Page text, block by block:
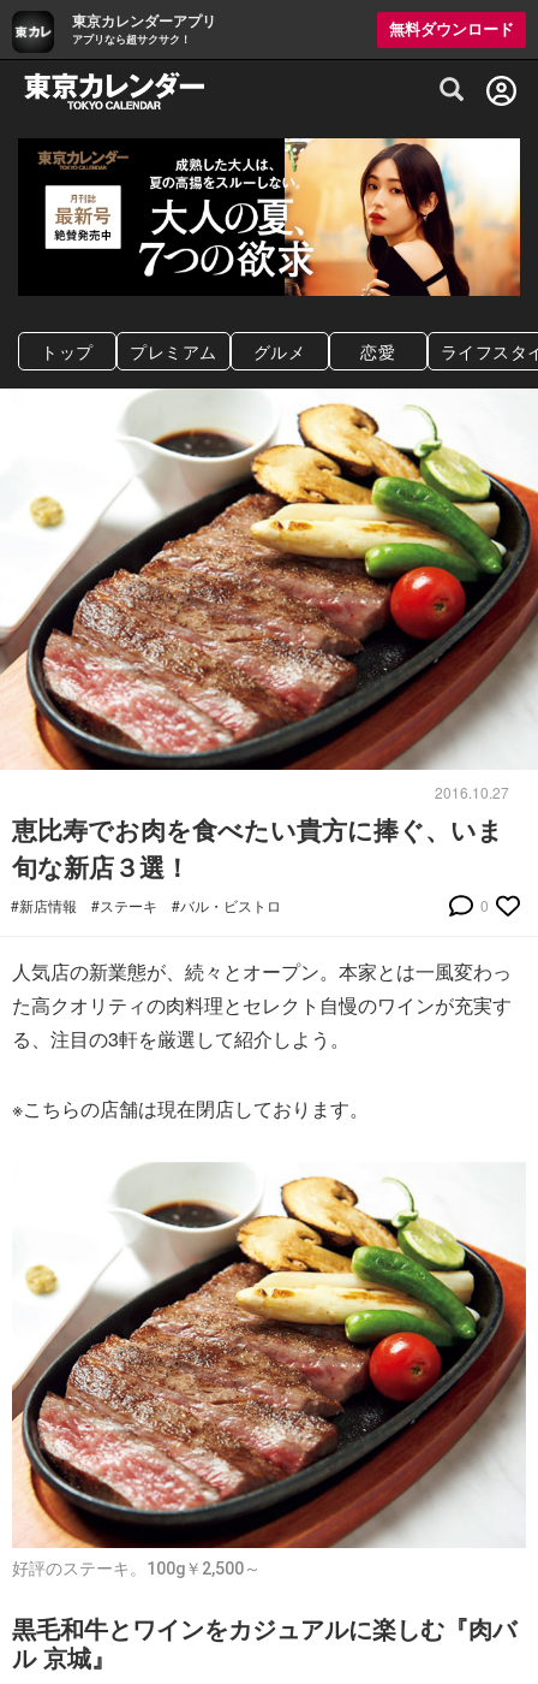
東京カレンダーアプリ
アプリなら超サクサク！
無料ダウンロード
グルメ情報・プレミアムレストラン予約
トップ プレミアム グルメ 恋愛 ライフスタ
2016.10.27
恵比寿でお肉を食べたい貴方に捧ぐ、いま
旬な新店３選！
#新店情報 #ステーキ #バル・ビストロ 0
人気店の新業態が、続々とオープン。本家とは一風変わっ
た高クオリティの肉料理とセレクト自慢のワインが充実す
る、注目の3軒を厳選して紹介しよう。
※こちらの店舗は現在閉店しております。
好評のステーキ。100g￥2,500～
黒毛和牛とワインをカジュアルに楽しむ『肉バ
ル 京城』